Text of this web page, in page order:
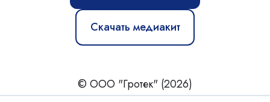
Скачать медиакит
© ООО "Гротек" (2026)